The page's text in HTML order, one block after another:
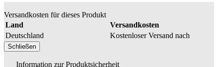
Versandkosten für dieses Produkt
Land
Versandkosten
Deutschland
Kostenloser Versand nach
Schließen
Information zur Produktsicherheit